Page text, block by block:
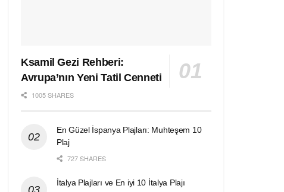
Ksamil Gezi Rehberi:
Avrupa’nın Yeni Tatil Cenneti
1005 SHARES
En Güzel İspanya Plajları: Muhteşem 10
Plaj
727 SHARES
İtalya Plajları ve En iyi 10 İtalya Plajı